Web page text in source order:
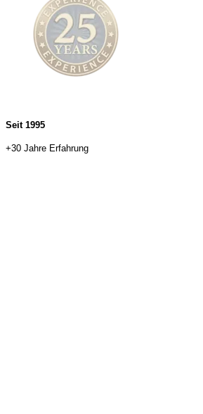
Seit 1995
+30 Jahre Erfahrung